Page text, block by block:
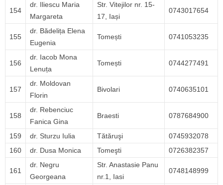
154
dr. Iliescu Maria
Margareta
Str. Vitejilor nr. 15-
17, Iași
0743017654
155
dr. Bădelița Elena
Eugenia
Tomești 0741053235
156
dr. Iacob Mona
Lenuța
Tomești 0744277491
157
dr. Moldovan
Florin
Bivolari 0740635101
158
dr. Rebenciuc
Fanica Gina
Braesti 0787684900
159 dr. Sturzu Iulia Tătăruşi
0745932078
160
dr. Dusa Monica Tomeşti 0726382357
161
dr. Negru
Georgeana
Str. Anastasie Panu
nr.1, Iasi
0748148999